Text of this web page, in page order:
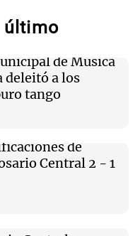
el tiempo este
energías
petrolero en
último
de Música
deleitó a los
tango
de
Central 2 - 1